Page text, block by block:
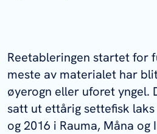
Reetableringen startet for
meste av materialet har
øyerogn eller uforet yngel.
satt ut ettårig settefisk
og 2016 i Rauma, Måna og